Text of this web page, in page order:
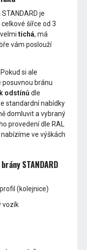
je
šířce od 3
velmitichá, má
vám poslouží
Pokud si ale
posuvnou bránu
odstínůdle
standardní nabídky
domluvit a vybraný
provedení dle RAL
ve výškách
STANDARD
(kolejnice)
vozík